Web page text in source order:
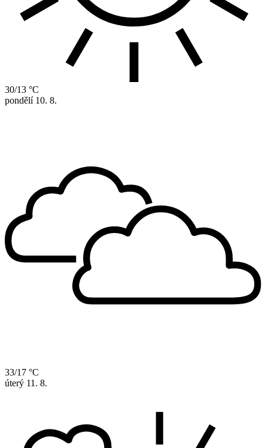
30/13 °C
pondělí 10. 8.
33/17 °C
úterý 11. 8.